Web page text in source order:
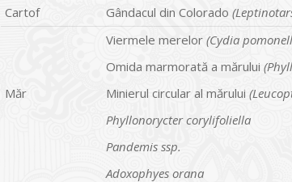
Cartof
Gândacul din Colorado
Măr
Viermele merelor (Cydia
Omida marmorată a mărului
Minierul circular al mărului
Phyllonorycter corylifoliella
Pandemis ssp.
Adoxophyes orana